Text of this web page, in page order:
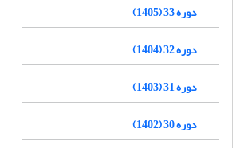
دوره 33 (1405)
دوره 32 (1404)
دوره 31 (1403)
دوره 30 (1402)